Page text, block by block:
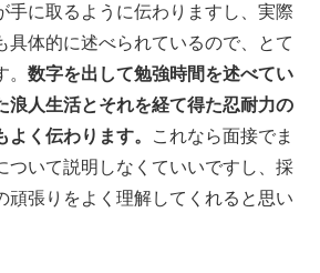
手に取るように伝わりますし、実際
具体的に述べられているので、とて
数字を出して勉強時間を述べてい
浪人生活とそれを経て得た忍耐力の
く伝わります。
これなら面接でま
ついて説明しなくていいですし、採
頑張りをよく理解してくれると思い